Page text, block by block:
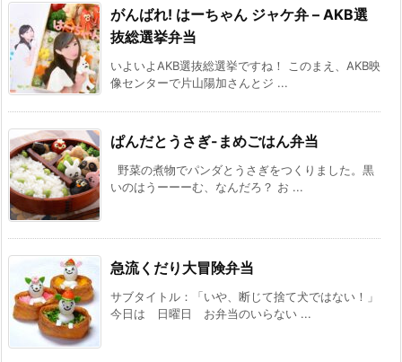
がんばれ! はーちゃん ジャケ弁 – AKB選
抜総選挙弁当
いよいよAKB選抜総選挙ですね！ このまえ、AKB映
像センターで片山陽加さんとジ ...
ぱんだとうさぎ-まめごはん弁当
野菜の煮物でパンダとうさぎをつくりました。黒
いのはうーーーむ、なんだろ？ お ...
急流くだり大冒険弁当
サブタイトル：「いや、断じて捨て犬ではない！」
今日は 日曜日 お弁当のいらない ...